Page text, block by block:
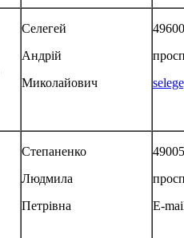
Селегей
Андрій
Миколайович
Степаненко
Людмила
Петрівна
E-